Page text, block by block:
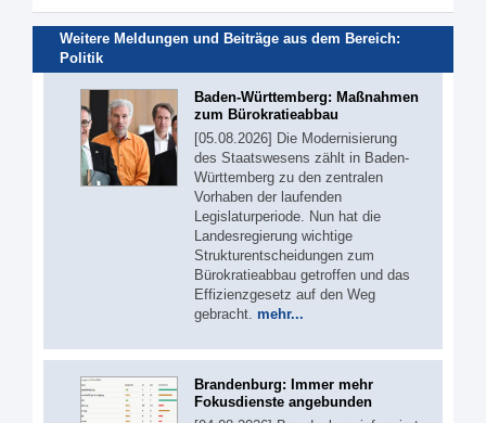
Weitere Meldungen und Beiträge aus dem Bereich:
Politik
Baden-Württemberg: Maßnahmen
zum Bürokratieabbau
[05.08.2026] Die Modernisierung
des Staatswesens zählt in Baden-
Württemberg zu den zentralen
Vorhaben der laufenden
Legislaturperiode. Nun hat die
Landesregierung wichtige
Strukturentscheidungen zum
Bürokratieabbau getroffen und das
Effizienzgesetz auf den Weg
gebracht. mehr...
Brandenburg: Immer mehr
Fokusdienste angebunden